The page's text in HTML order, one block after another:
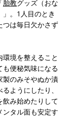
胎教グッズ（おな
。1人目のとき
つは毎日欠かさず
境を整えること
便秘気味になる
製のみそやぬか漬
ようにしたり、
み始めたりして
タル面も安定す